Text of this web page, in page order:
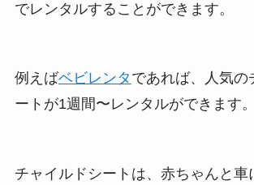
でレンタルすることができます。
例えばベビレンタ であれば、人気の
ートが1週間〜レンタルができます。
チャイルドシートは、赤ちゃんと車